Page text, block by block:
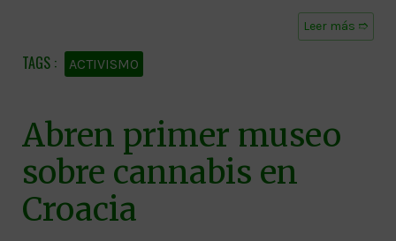
Leer más ➱
ACTIVISMO
Abren primer museo
sobre cannabis en
Croacia